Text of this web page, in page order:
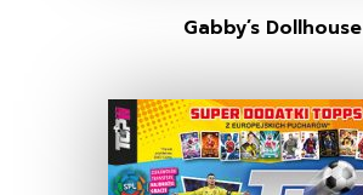
Gabby’s Dollhouse